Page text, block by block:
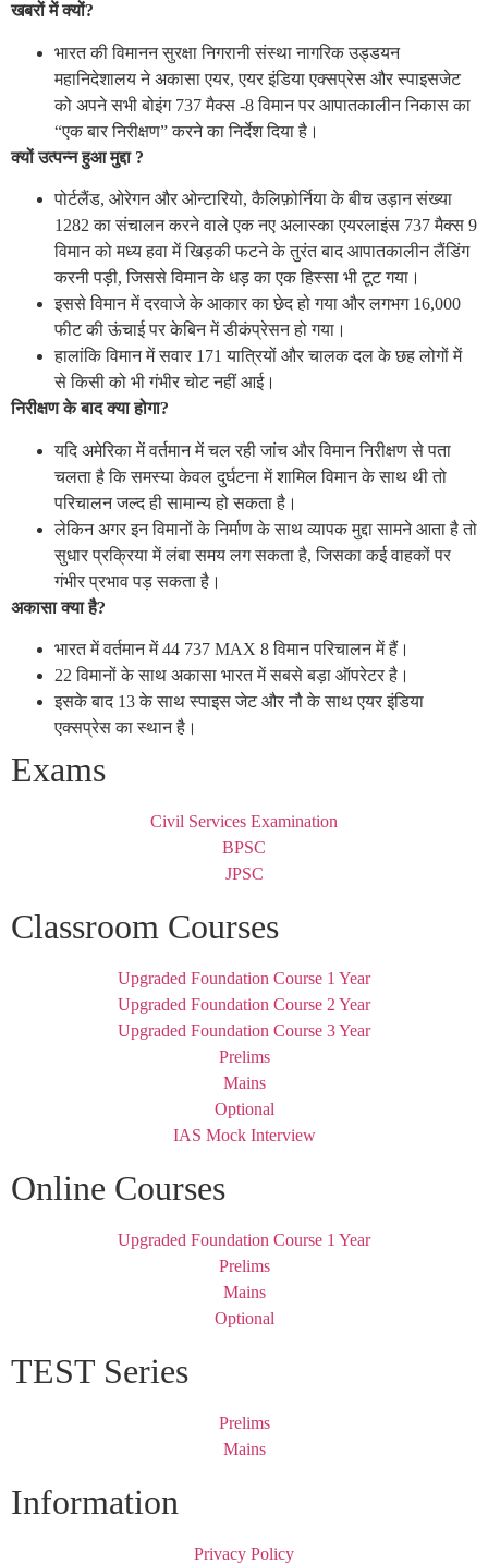
खबरों में क्यों?
भारत की विमानन सुरक्षा निगरानी संस्था नागरिक उड्डयन
महानिदेशालय ने अकासा एयर, एयर इंडिया एक्सप्रेस और स्पाइसजेट
को अपने सभी बोइंग 737 मैक्स -8 विमान पर आपातकालीन निकास का
“एक बार निरीक्षण” करने का निर्देश दिया है।
क्यों उत्पन्न हुआ मुद्दा ?
पोर्टलैंड, ओरेगन और ओन्टारियो, कैलिफ़ोर्निया के बीच उड़ान संख्या
1282 का संचालन करने वाले एक नए अलास्का एयरलाइंस 737 मैक्स 9
विमान को मध्य हवा में खिड़की फटने के तुरंत बाद आपातकालीन लैंडिंग
करनी पड़ी, जिससे विमान के धड़ का एक हिस्सा भी टूट गया।
इससे विमान में दरवाजे के आकार का छेद हो गया और लगभग 16,000
फीट की ऊंचाई पर केबिन में डीकंप्रेसन हो गया।
हालांकि विमान में सवार 171 यात्रियों और चालक दल के छह लोगों में
से किसी को भी गंभीर चोट नहीं आई।
निरीक्षण के बाद क्या होगा?
यदि अमेरिका में वर्तमान में चल रही जांच और विमान निरीक्षण से पता
चलता है कि समस्या केवल दुर्घटना में शामिल विमान के साथ थी तो
परिचालन जल्द ही सामान्य हो सकता है।
लेकिन अगर इन विमानों के निर्माण के साथ व्यापक मुद्दा सामने आता है तो
सुधार प्रक्रिया में लंबा समय लग सकता है, जिसका कई वाहकों पर
गंभीर प्रभाव पड़ सकता है।
अकासा क्या है?
भारत में वर्तमान में 44 737 MAX 8 विमान परिचालन में हैं।
22 विमानों के साथ अकासा भारत में सबसे बड़ा ऑपरेटर है।
इसके बाद 13 के साथ स्पाइस जेट और नौ के साथ एयर इंडिया
एक्सप्रेस का स्थान है।
Exams
Civil Services Examination
BPSC
JPSC
Classroom Courses
Upgraded Foundation Course 1 Year
Upgraded Foundation Course 2 Year
Upgraded Foundation Course 3 Year
Prelims
Mains
Optional
IAS Mock Interview
Online Courses
Upgraded Foundation Course 1 Year
Prelims
Mains
Optional
TEST Series
Prelims
Mains
Information
Privacy Policy